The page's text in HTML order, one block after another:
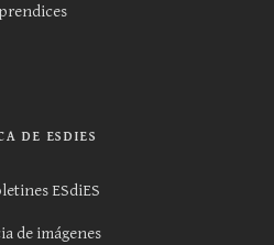
DE ESDIES
ESdiES
de imágenes